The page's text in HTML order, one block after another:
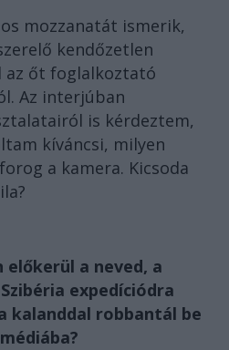
mozzanatát ismerik,
kendőzetlen
az őt foglalkoztató
Az interjúban
is kérdeztem,
kíváncsi, milyen
a kamera. Kicsoda
előkerül a neved, a
expedíciódra
kalanddal robbantál be